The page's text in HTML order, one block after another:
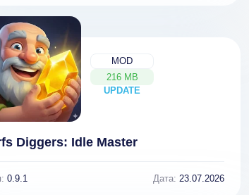
MOD
216 MB
UPDATE
NEW
Diggers: Idle Master
0.9.1 Дата: 23.07.2026